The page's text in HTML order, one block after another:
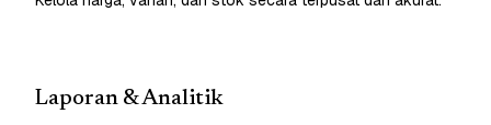
Laporan & Analitik